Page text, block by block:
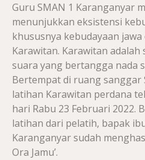
Guru SMAN 1 Karanganyar
menunjukkan eksistensi
khususnya kebudayaan
Karawitan. Karawitan adalah
suara yang bertangga nada
Bertempat di ruang sanggar
latihan Karawitan perdana
hari Rabu 23 Februari 2022.
latihan dari pelatih, bapak
Karanganyar sudah
Ora Jamu’.